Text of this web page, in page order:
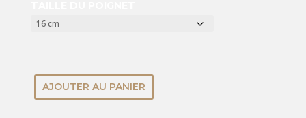
AJOUTER AU PANIER